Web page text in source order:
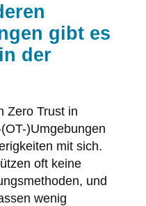
gibt es
der
Zero Trust in
)Umgebungen
mit sich.
oft keine
und
wenig